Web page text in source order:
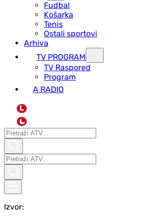
Fudbal
Košarka
Tenis
Ostali sportovi
Arhiva
TV PROGRAM
ТV Raspored
Program
A RADIO
L
Izvor: